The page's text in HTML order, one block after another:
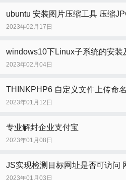
ubuntu 安装图片压缩工具 压缩
2023年02月17日
windows10下Linux子系统的安装
2023年02月04日
THINKPHP6 自定义文件上传命
2023年01月12日
专业解封企业支付宝
2023年01月08日
JS实现检测目标网址是否可访问
2023年01月03日